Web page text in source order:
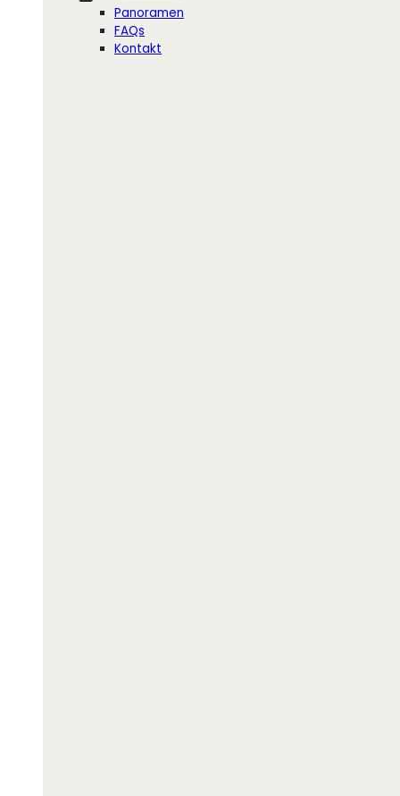
Panoramen
FAQs
Kontakt